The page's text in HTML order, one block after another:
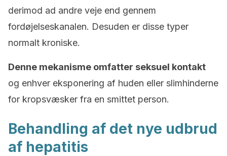
derimod ad andre veje end gennem
fordøjelseskanalen. Desuden er disse typer
normalt kroniske.
Denne mekanisme omfatter seksuel kontakt
og enhver eksponering af huden eller slimhinderne
for kropsvæsker fra en smittet person.
Behandling af det nye udbrud
af hepatitis